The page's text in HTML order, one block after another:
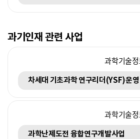
과기인재 관련 사업
과학기술
차세대 기초과학 연구리더(YSF)운영
과학기술
과학난제도전 융합연구개발사업